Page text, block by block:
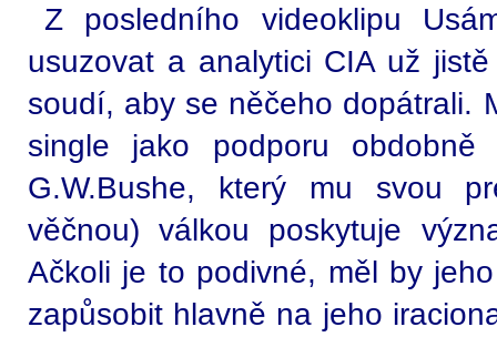
Z posledního videoklipu
usuzovat a analytici CIA už
soudí, aby se něčeho dopátrali.
single jako podporu obdobně
G.W.Bushe, který mu svou
věčnou) válkou poskytuje
Ačkoli je to podivné, měl by
zapůsobit hlavně na jeho